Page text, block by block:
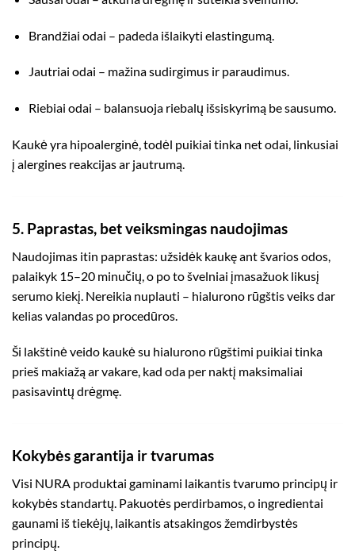
Brandžiai odai – padeda išlaikyti elastingumą.
Jautriai odai – mažina sudirgimus ir paraudimus.
Riebiai odai – balansuoja riebalų išsiskyrimą be sausumo.
Kaukė yra hipoalerginė, todėl puikiai tinka net odai, linkusiai
į alergines reakcijas ar jautrumą.
5. Paprastas, bet veiksmingas naudojimas
Naudojimas itin paprastas: užsidėk kaukę ant švarios odos,
palaikyk 15–20 minučių, o po to švelniai įmasažuok likusį
serumo kiekį. Nereikia nuplauti – hialurono rūgštis veiks dar
kelias valandas po procedūros.
Ši lakštinė veido kaukė su hialurono rūgštimi puikiai tinka
prieš makiažą ar vakare, kad oda per naktį maksimaliai
pasisavintų drėgmę.
Kokybės garantija ir tvarumas
Visi NURA produktai gaminami laikantis tvarumo principų ir
kokybės standartų. Pakuotės perdirbamos, o ingredientai
gaunami iš tiekėjų, laikantis atsakingos žemdirbystės
principų.